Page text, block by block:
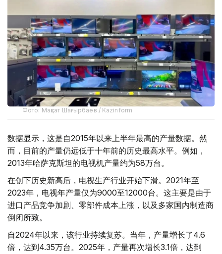
Фото: Мақсат Шағырбаев / Kazinform
数据显示，这是自2015年以来上半年最高的产量数据。然
而，目前的产量仍远低于十年前的历史最高水平。例如，
2013年哈萨克斯坦的电视机产量约为58万台。
在创下历史新高后，电视生产行业开始下滑。2021年至
2023年，电视年产量仅为9000至12000台。这主要是由于
进口产品竞争加剧、零部件成本上涨，以及多家国内制造商
倒闭所致。
自2024年以来，该行业持续复苏。当年，产量增长了4.6
倍，达到4.35万台。2025年，产量再次增长3.1倍，达到